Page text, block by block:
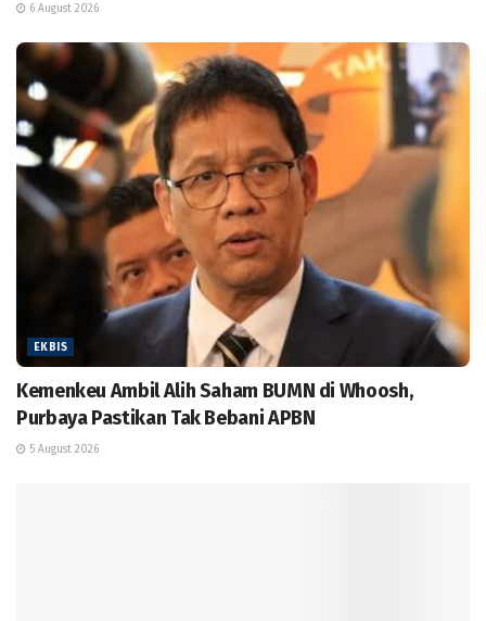
6 August 2026
EKBIS
Kemenkeu Ambil Alih Saham BUMN di Whoosh,
Purbaya Pastikan Tak Bebani APBN
5 August 2026